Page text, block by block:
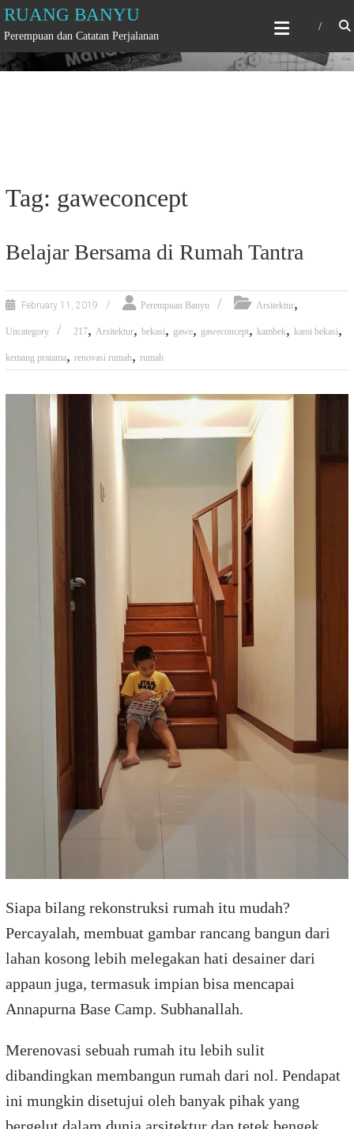
Skip
to
content
RUANG BANYU
Perempuan dan Catatan Perjalanan
Tag: gaweconcept
Belajar Bersama di Rumah Tantra
February 11, 2019 Perempuan Banyu Arsitektur,
Uncategory 217, Arsitektur, bekasi, gawe, gaweconcept, kambek, kami bekasi,
kemang pratama, renovasi rumah, rumah
Siapa bilang rekonstruksi rumah itu mudah?
Percayalah, membuat gambar rancang bangun dari
lahan kosong lebih melegakan hati desainer dari
appaun juga, termasuk impian bisa mencapai
Annapurna Base Camp. Subhanallah.
Merenovasi sebuah rumah itu lebih sulit
dibandingkan membangun rumah dari nol. Pendapat
ini mungkin disetujui oleh banyak pihak yang